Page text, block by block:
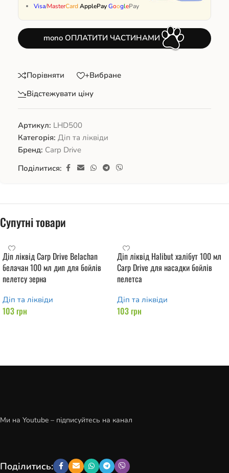
Visa/MasterCardApplePayGooglePay
mono ОПЛАТИТИ ЧАСТИНАМИ
Порівняти
+Вибране
Відстежувати ціну
Артикул: LHD500
Категорія: Діп та ліквіди
Бренд: Carp Drive
Поділитися:
Супутні товари
Діп ліквід Carp Drive Belachan
белачан 100 мл дип для бойлів
пелетсу зерна
Діп та ліквіди
103грн
Діп ліквід Halibut халібут 100 мл
Carp Drive для насадки бойлів
пелетса
Діп та ліквіди
103грн
Ми на Youtube – підписуйтесь на канал
Поділитись: